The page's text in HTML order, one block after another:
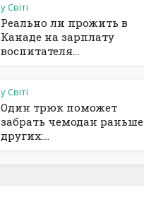
у Світі
Реально ли прожить в
Канаде на зарплату
воспитателя...
у Світі
Один трюк поможет
забрать чемодан раньше
других:...